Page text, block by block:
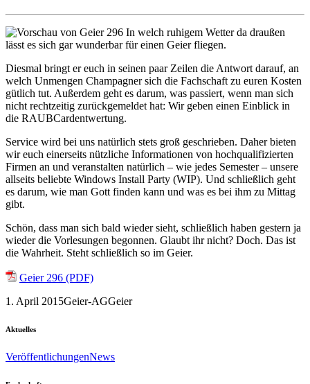
In welch ruhigem Wetter da draußen
lässt es sich gar wunderbar für einen Geier fliegen.
Diesmal bringt er euch in seinen paar Zeilen die Antwort darauf, an
welch Unmengen Champagner sich die Fachschaft zu euren Kosten
gütlich tut. Außerdem geht es darum, was passiert, wenn man sich
nicht rechtzeitig zurückgemeldet hat: Wir geben einen Einblick in
die RAUBCardentwertung.
Service wird bei uns natürlich stets groß geschrieben. Daher bieten
wir euch einerseits nützliche Informationen von hochqualifizierten
Firmen an und veranstalten natürlich – wie jedes Semester – unsere
allseits beliebte Windows Install Party (WIP). Und schließlich geht
es darum, wie man Gott finden kann und was es bei ihm zu Mittag
gibt.
Schön, dass man sich bald wieder sieht, schließlich haben gestern ja
wieder die Vorlesungen begonnen. Glaubt ihr nicht? Doch. Das ist
die Wahrheit. Steht schließlich so im Geier.
Geier 296 (PDF)
1. April 2015Geier-AGGeier
Aktuelles
VeröffentlichungenNews